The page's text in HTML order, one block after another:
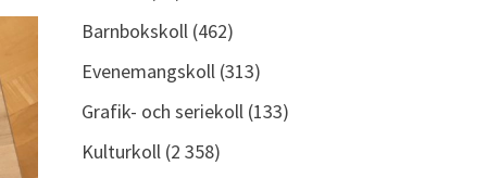
Barnbokskoll(462)
Evenemangskoll(313)
Grafik- och seriekoll(133)
Kulturkoll(2 358)